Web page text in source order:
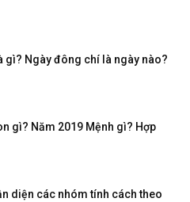
gì? Ngày đông chí là ngày nào?
gì? Năm 2019 Mệnh gì? Hợp
diện các nhóm tính cách theo